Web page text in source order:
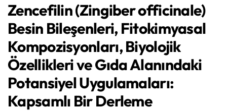
Zencefilin (Zingiber officinale)
Besin Bileşenleri, Fitokimyasal
Kompozisyonları, Biyolojik
Özellikleri ve Gıda Alanındaki
Potansiyel Uygulamaları:
Kapsamlı Bir Derleme